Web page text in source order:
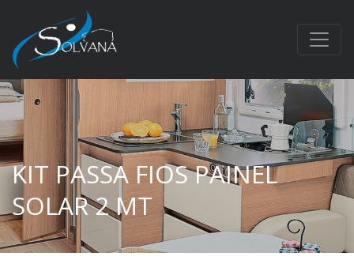
KIT PASSA FIOS PAINEL
SOLAR 2 MT